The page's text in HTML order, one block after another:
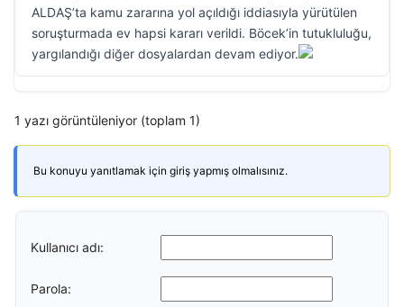
ALDAŞ’ta kamu zararına yol açıldığı iddiasıyla yürütülen
soruşturmada ev hapsi kararı verildi. Böcek’in tutukluluğu,
yargılandığı diğer dosyalardan devam ediyor.
1 yazı görüntüleniyor (toplam 1)
Bu konuyu yanıtlamak için giriş yapmış olmalısınız.
Kullanıcı adı:
Parola: